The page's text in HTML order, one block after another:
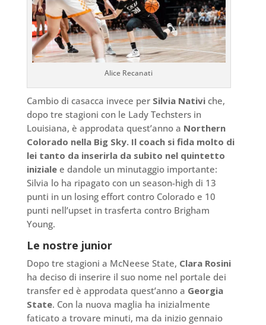
Alice Recanati
Cambio di casacca invece per Silvia Nativiche,
dopo tre stagioni con le Lady Techsters in
Louisiana, è approdata quest’anno a Northern
Colorado nella Big Sky. Il coach si fida molto di
lei tanto da inserirla da subito nel quintetto
inizialee dandole un minutaggio importante:
Silvia lo ha ripagato con un season-high di 13
punti in un losing effort contro Colorado e 10
punti nell’upset in trasferta contro Brigham
Young.
Le nostre junior
Dopo tre stagioni a McNeese State, Clara Rosini
ha deciso di inserire il suo nome nel portale dei
transfer ed è approdata quest’anno a Georgia
State. Con la nuova maglia ha inizialmente
faticato a trovare minuti, ma da inizio gennaio